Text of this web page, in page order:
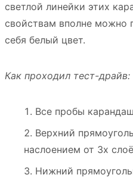
светлой линейки этих
свойствам вполне можно
себя белый цвет.
Как проходил тест-драйв:
Все пробы
Верхний
наслоением от 3х
Нижний